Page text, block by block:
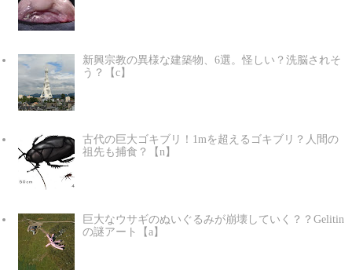
新興宗教の異様な建築物、6選。怪しい？洗脳されそ
う？【c】
古代の巨大ゴキブリ！1mを超えるゴキブリ？人間の
祖先も捕食？【n】
巨大なウサギのぬいぐるみが崩壊していく？？Gelitin
の謎アート【a】